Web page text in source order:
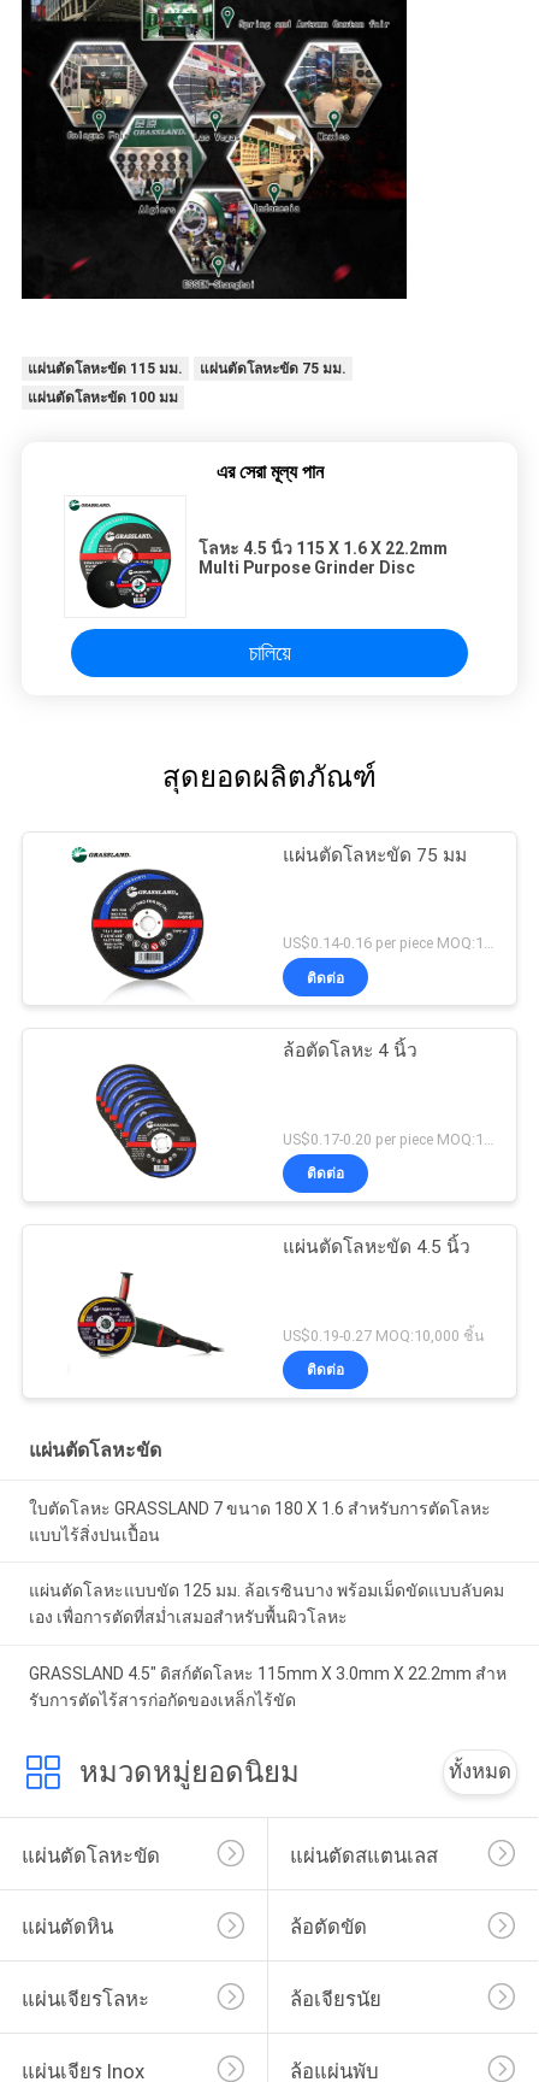
แผ่นตัดโลหะขัด 115 มม.
แผ่นตัดโลหะขัด 75 มม.
แผ่นตัดโลหะขัด 100 มม
এর সেরা মূল্য পান
โลหะ 4.5 ​​นิ้ว 115 X 1.6 X 22.2mm
Multi Purpose Grinder Disc
চালিয়ে
สุดยอดผลิตภัณฑ์
แผ่นตัดโลหะขัด 75 มม
US$0.14-0.16 per piece MOQ:10000
ติดต่อ
ล้อตัดโลหะ 4 นิ้ว
ติดต่อ
แผ่นตัดโลหะขัด 4.5 นิ้ว
US$0.19-0.27 MOQ:10,000 ชิ้น
ติดต่อ
แผ่นตัดโลหะขัด
ใบตัดโลหะ GRASSLAND 7 ขนาด 180 X 1.6 สำหรับการตัดโลหะ
แบบไร้สิ่งปนเปื้อน
แผ่นตัดโลหะแบบขัด 125 มม. ล้อเรซินบาง พร้อมเม็ดขัดแบบลับคม
เอง เพื่อการตัดที่สม่ำเสมอสำหรับพื้นผิวโลหะ
GRASSLAND 4.5" ดิสก์ตัดโลหะ 115mm X 3.0mm X 22.2mm สําห
รับการตัดไร้สารก่อกัดของเหล็กไร้ขัด
หมวดหมู่ยอดนิยม ทั้งหมด
แผ่นตัดโลหะขัด แผ่นตัดสแตนเลส
แผ่นตัดหิน ล้อตัดขัด
แผ่นเจียรโลหะ ล้อเจียรนัย
แผ่นเจียร Inox ล้อแผ่นพับ